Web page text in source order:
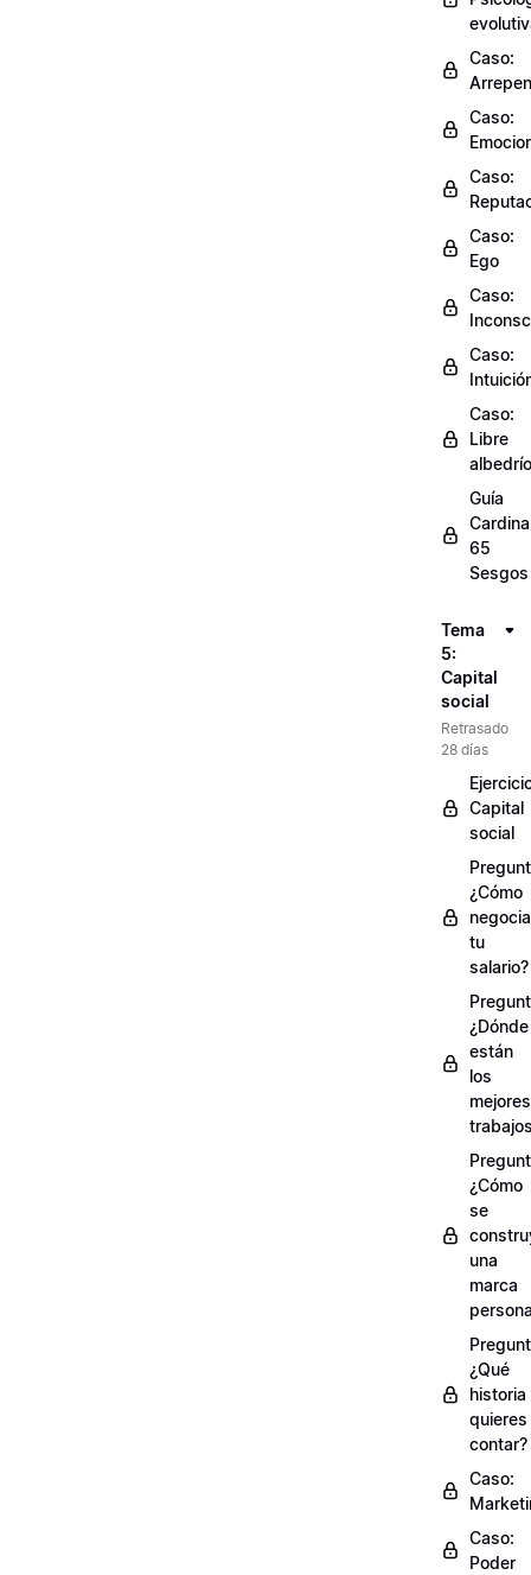
Caso:
Caso:
Caso:
Caso:
Ego
Caso:
Caso:
Caso:
Libre
albedrío
Guía
65
Sesgos
Tema
5:
Capital
social
Retrasado
28 días
Capital
social
¿Cómo
tu
salario?
¿Dónde
están
los
mejores
¿Cómo
se
una
marca
¿Qué
historia
quieres
contar?
Caso:
Caso:
Poder